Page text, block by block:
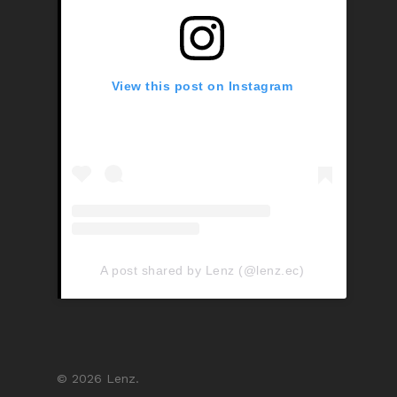
View this post on Instagram
A post shared by Lenz (@lenz.ec)
© 2026 Lenz.